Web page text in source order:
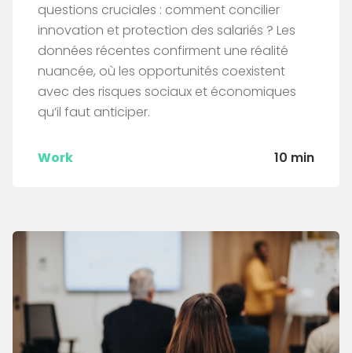
questions cruciales : comment concilier
innovation et protection des salariés ? Les
données récentes confirment une réalité
nuancée, où les opportunités coexistent
avec des risques sociaux et économiques
qu’il faut anticiper.
Work 10 min